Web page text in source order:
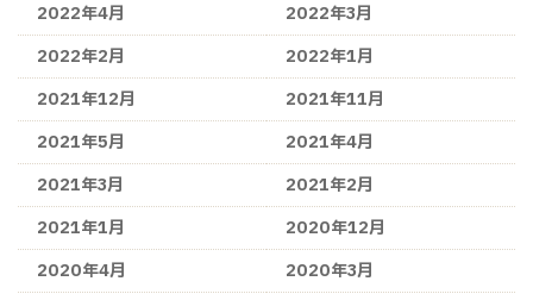
2022年4月
2022年3月
2022年2月
2022年1月
2021年12月
2021年11月
2021年5月
2021年4月
2021年3月
2021年2月
2021年1月
2020年12月
2020年4月
2020年3月